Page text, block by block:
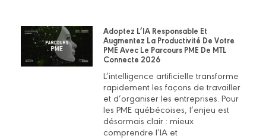
Adoptez L’IA Responsable Et
Augmentez La Productivité De Votre
PME Avec Le Parcours PME De MTL
Connecte 2026
L’intelligence artificielle transforme
rapidement les façons de travailler
et d’organiser les entreprises. Pour
les PME québécoises, l’enjeu est
désormais clair : mieux
comprendre l’IA et